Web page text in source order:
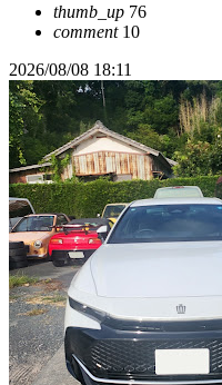
thumb_up 76
comment10
2026/08/08 18:11